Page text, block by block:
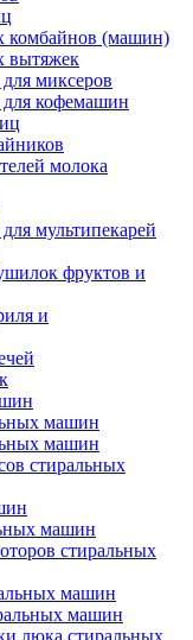
комбайнов (машин)
вытяжек
миксеров
для кофемашин
молока
мультипекарей
фруктов и
и
машин
машин
стиральных
машин
стиральных
машин
машин
люка стиральных